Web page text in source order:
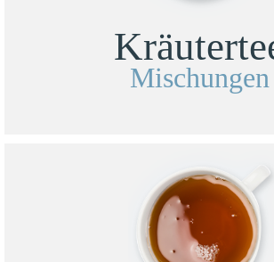
Mischungen